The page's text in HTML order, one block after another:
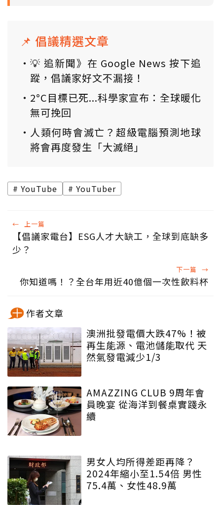
📌 倡議精選文章
💡 追新聞》在 Google News 按下追
蹤，倡議家好文不漏接！
2°C目標已死...科學家宣布：全球暖化
無可挽回
人類何時會滅亡？超級電腦預測地球
將會再度發生「大滅絕」
YouTube YouTuber
← 上一篇
【倡議家電台】ESG人才大缺工，全球到底缺多
少？
下一篇 →
你知道嗎！？全台年用近40億個一次性飲料杯
作者文章
澳洲批發電價大跌47%！被
再生能源、電池儲能取代 天
然氣發電減少1/3
AMAZZING CLUB 9周年會
員晚宴 從海洋到餐桌實踐永
續
男女人均所得差距再降？
2024年縮小至1.54倍 男性
75.4萬、女性48.9萬